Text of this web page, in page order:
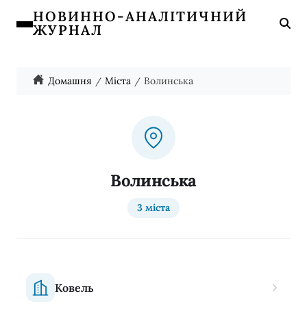
НОВИННО-АНАЛІТИЧНИЙ
ЖУРНАЛ
Домашня Міста Волинська
Волинська
3 міста
Ковель